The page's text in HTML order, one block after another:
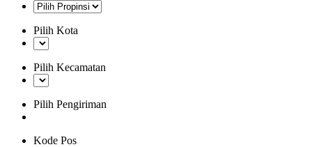
Pilih Kota
Pilih Kecamatan
Pilih Pengiriman
Kode Pos